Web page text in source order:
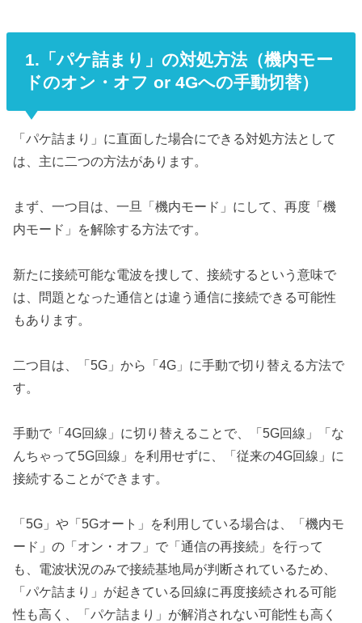
1.「パケ詰まり」の対処方法（機内モー
ドのオン・オフ or 4Gへの手動切替）
「パケ詰まり」に直面した場合にできる対処方法として
は、主に二つの方法があります。
まず、一つ目は、一旦「機内モード」にして、再度「機
内モード」を解除する方法です。
新たに接続可能な電波を捜して、接続するという意味で
は、問題となった通信とは違う通信に接続できる可能性
もあります。
二つ目は、「5G」から「4G」に手動で切り替える方法で
す。
手動で「4G回線」に切り替えることで、「5G回線」「な
んちゃって5G回線」を利用せずに、「従来の4G回線」に
接続することができます。
「5G」や「5Gオート」を利用している場合は、「機内モ
ード」の「オン・オフ」で「通信の再接続」を行って
も、電波状況のみで接続基地局が判断されているため、
「パケ詰まり」が起きている回線に再度接続される可能
性も高く、「パケ詰まり」が解消されない可能性も高く